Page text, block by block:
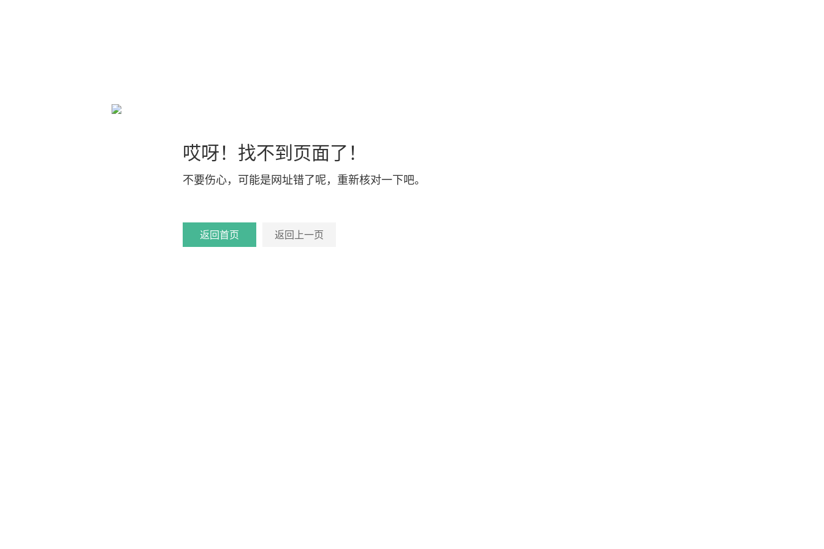
哎呀！找不到页面了！
不要伤心，可能是网址错了呢，重新核对一下吧。
返回首页 返回上一页